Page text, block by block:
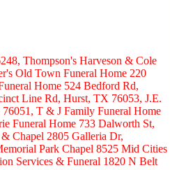
Thompson's Harveson & Cole
Old Town Funeral Home 220
Home 524 Bedford Rd,
Line Rd, Hurst, TX 76053, J.E.
T & J Family Funeral Home
Funeral Home 733 Dalworth St,
Chapel 2805 Galleria Dr,
Park Chapel 8525 Mid Cities
Services & Funeral 1820 N Belt